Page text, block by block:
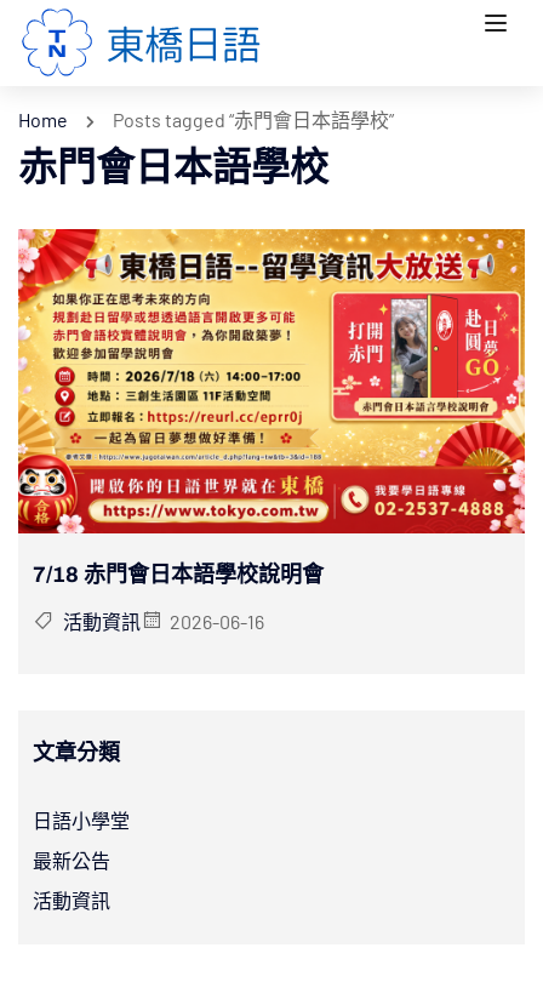
Home Posts tagged “赤門會日本語學校”
赤門會日本語學校
7/18 赤門會日本語學校說明會
活動資訊 2026-06-16
文章分類
日語小學堂
最新公告
活動資訊